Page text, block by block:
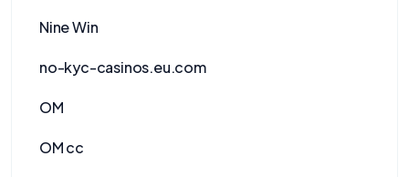
Nine Win
no-kyc-casinos.eu.com
OM
OM cc